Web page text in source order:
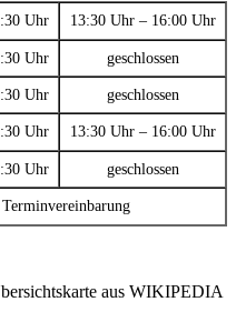
Uhr 13:30 Uhr – 16:00 Uhr
Uhr geschlossen
Uhr geschlossen
Uhr 13:30 Uhr – 16:00 Uhr
Uhr geschlossen
Terminvereinbarung